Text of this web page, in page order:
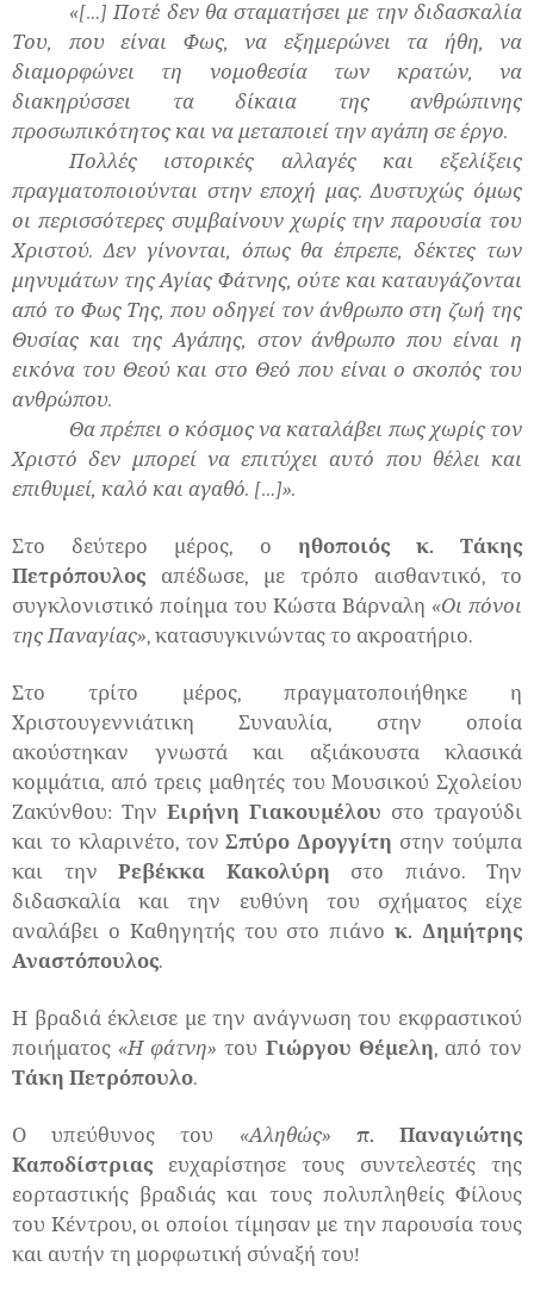
«[…]Ποτέ δεν θα σταματήσει με την διδασκαλία
Του, που είναι Φως, να εξημερώνει τα ήθη, να
διαμορφώνει τη νομοθεσία των κρατών, να
διακηρύσσει τα δίκαια της ανθρώπινης
προσωπικότητος και να μεταποιεί την αγάπη σε έργο.
Πολλές ιστορικές αλλαγές και εξελίξεις
πραγματοποιούνται στην εποχή μας. Δυστυχώς όμως
οι περισσότερες συμβαίνουν χωρίς την παρουσία του
Χριστού. Δεν γίνονται, όπως θα έπρεπε, δέκτες των
μηνυμάτων της Αγίας Φάτνης, ούτε και καταυγάζονται
από το Φως Της, που οδηγεί τον άνθρωπο στη ζωή της
Θυσίας και της Αγάπης, στον άνθρωπο που είναι η
εικόνα του Θεού και στο Θεό που είναι ο σκοπός του
ανθρώπου.
Θα πρέπει ο κόσμος να καταλάβει πως χωρίς τον
Χριστό δεν μπορεί να επιτύχει αυτό που θέλει και
επιθυμεί, καλό και αγαθό. […]».
Στο δεύτερο μέρος, ο
ηθοποιός κ. Τάκης
Πετρόπουλος
απέδωσε, με τρόπο αισθαντικό, το
συγκλονιστικό ποίημα του Κώστα Βάρναλη «Οι πόνοι
της Παναγίας», κατασυγκινώντας το ακροατήριο.
Στο τρίτο μέρος, πραγματοποιήθηκε η
Χριστουγεννιάτικη Συναυλία, στην οποία
ακούστηκαν γνωστά και αξιάκουστα κλασικά
κομμάτια, από τρεις μαθητές του Μουσικού Σχολείου
Ζακύνθου: Την Ειρήνη Γιακουμέλου στο τραγούδι
και το κλαρινέτο, τονΣπύρο Δρογγίτη στην τούμπα
και την Ρεβέκκα Κακολύρη στο πιάνο. Την
διδασκαλία και την ευθύνη του σχήματος είχε
αναλάβει ο Καθηγητής του στο πιάνοκ. Δημήτρης
Αναστόπουλος.
Η βραδιά έκλεισε με την ανάγνωση του εκφραστικού
ποιήματος «Η φάτνη» του Γιώργου Θέμελη, από τον
Τάκη Πετρόπουλο.
Ο υπεύθυνος του «Αληθώς»
π. Παναγιώτης
Καποδίστριας ευχαρίστησε τους συντελεστές της
εορταστικής βραδιάς και τους πολυπληθείς Φίλους
του Κέντρου, οι οποίοι τίμησαν με την παρουσία τους
και αυτήν τη μορφωτική σύναξή του!